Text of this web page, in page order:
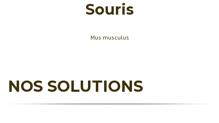
Souris
Mus musculus
NOS SOLUTIONS